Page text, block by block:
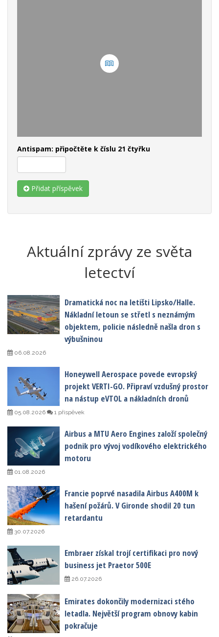
Antispam: připočtěte k číslu 21 čtyřku
Přidat příspěvek
Aktuální zprávy ze světa
letectví
Dramatická noc na letišti Lipsko/Halle.
Nákladní letoun se střetl s neznámým
objektem, policie následně našla dron s
výbušninou
06.08.2026
Honeywell Aerospace povede evropský
projekt VERTI-GO. Připraví vzdušný prostor
na nástup eVTOL a nákladních dronů
05.08.2026 1 příspěvek
Airbus a MTU Aero Engines založí společný
podnik pro vývoj vodíkového elektrického
motoru
01.08.2026
Francie poprvé nasadila Airbus A400M k
hašení požárů. V Gironde shodil 20 tun
retardantu
30.07.2026
Embraer získal trojí certifikaci pro nový
business jet Praetor 500E
26.07.2026
Emirates dokončily modernizaci stého
letadla. Největší program obnovy kabin
pokračuje